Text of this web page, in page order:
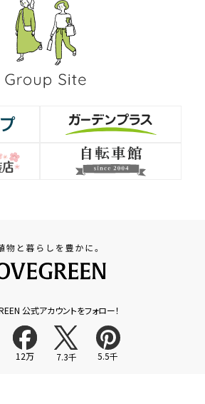
公式アカウントをフォロー！
12万 7.3千 5.5千